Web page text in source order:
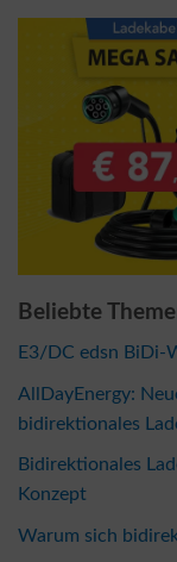
Beliebte
E3/DC edsn BiDi-
AllDayEnergy:
bidirektionales
Bidirektionales
Konzept
Warum sich